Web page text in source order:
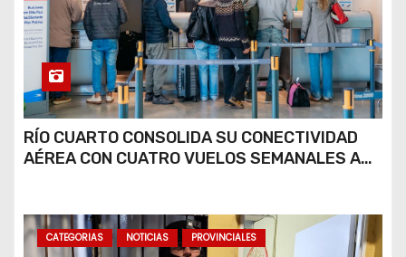
RÍO CUARTO CONSOLIDA SU CONECTIVIDAD
AÉREA CON CUATRO VUELOS SEMANALES A
CATEGORIAS NOTICIAS PROVINCIALES